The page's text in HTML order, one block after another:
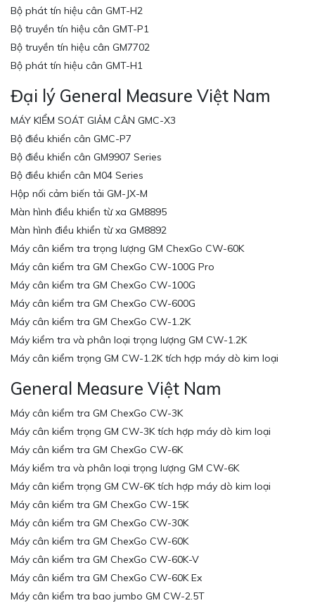
Bộ phát tín hiệu cân GMT-H2
Bộ truyền tín hiệu cân GMT-P1
Bộ truyền tín hiệu cân GM7702
Bộ phát tín hiệu cân GMT-H1
Đại lý General Measure Việt Nam
MÁY KIỂM SOÁT GIẢM CÂN GMC-X3
Bộ điều khiển cân GMC-P7
Bộ điều khiển cân GM9907 Series
Bộ điều khiển cân M04 Series
Hộp nối cảm biến tải GM-JX-M
Màn hình điều khiển từ xa GM8895
Màn hình điều khiển từ xa GM8892
Máy cân kiểm tra trọng lượng GM ChexGo CW-60K
Máy cân kiểm tra GM ChexGo CW-100G Pro
Máy cân kiểm tra GM ChexGo CW-100G
Máy cân kiểm tra GM ChexGo CW-600G
Máy cân kiểm tra GM ChexGo CW-1.2K
Máy kiểm tra và phân loại trọng lượng GM CW-1.2K
Máy cân kiểm trọng GM CW-1.2K tích hợp máy dò kim loại
General Measure Việt Nam
Máy cân kiểm tra GM ChexGo CW-3K
Máy cân kiểm trọng GM CW-3K tích hợp máy dò kim loại
Máy cân kiểm tra GM ChexGo CW-6K
Máy kiểm tra và phân loại trọng lượng GM CW-6K
Máy cân kiểm trọng GM CW-6K tích hợp máy dò kim loại
Máy cân kiểm tra GM ChexGo CW-15K
Máy cân kiểm tra GM ChexGo CW-30K
Máy cân kiểm tra GM ChexGo CW-60K
Máy cân kiểm tra GM ChexGo CW-60K-V
Máy cân kiểm tra GM ChexGo CW-60K Ex
Máy cân kiểm tra bao jumbo GM CW-2.5T